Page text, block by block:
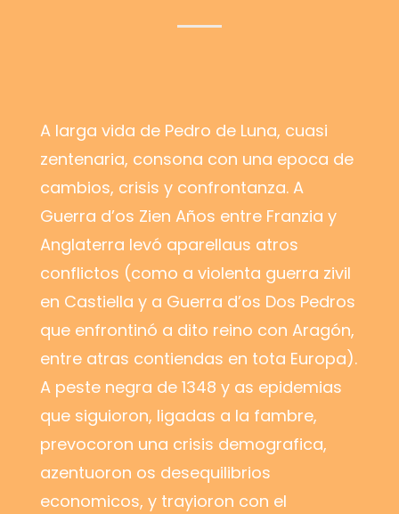
A larga vida de Pedro de Luna, cuasi
zentenaria, consona con una epoca de
cambios, crisis y confrontanza. A
Guerra d’os Zien Años entre Franzia y
Anglaterra levó aparellaus atros
conflictos (como a violenta guerra zivil
en Castiella y a Guerra d’os Dos Pedros
que enfrontinó a dito reino con Aragón,
entre atras contiendas en tota Europa).
A peste negra de 1348 y as epidemias
que siguioron, ligadas a la fambre,
prevocoron una crisis demografica,
azentuoron os desequilibrios
economicos, y trayioron con el